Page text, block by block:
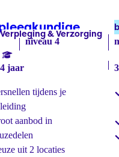
(bol)
niveau 4
jaar
tijdens je
aanbod in
uit 2 locaties
Labels:
Verpleging & Verzorging